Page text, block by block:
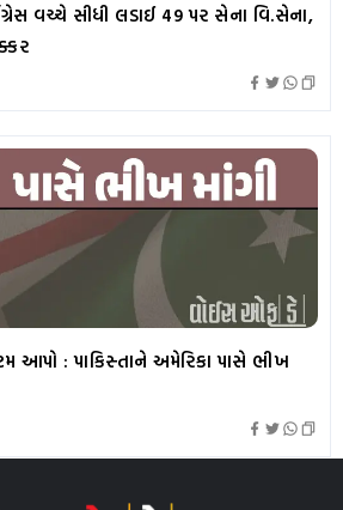
વચ્ચે સીધી લડાઈ 49 પર સેના વિ.સેના,
આપો : પાકિસ્તાને અમેરિકા પાસે ભીખ